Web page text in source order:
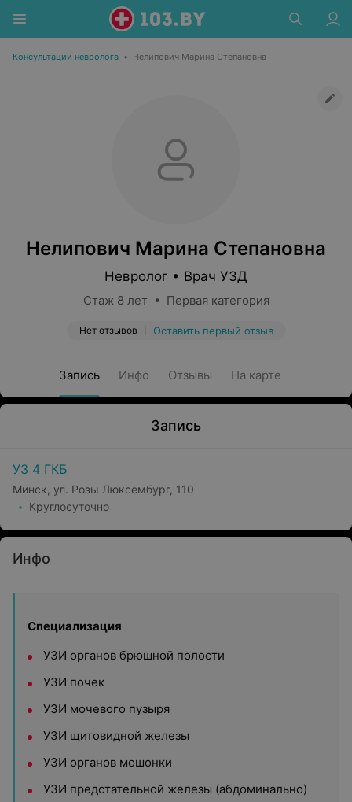
Консультации невролога • Нелипович Марина Степановна
Нелипович Марина Степановна
Невролог • Врач УЗД
Стаж 8 лет • Первая категория
Нет отзывов Оставить первый отзыв
Запись Инфо Отзывы На карте
Запись
УЗ 4 ГКБ
Минск, ул. Розы Люксембург, 110
Круглосуточно
Инфо
Специализация
УЗИ органов брюшной полости
УЗИ почек
УЗИ мочевого пузыря
УЗИ щитовидной железы
УЗИ органов мошонки
УЗИ предстательной железы (абдоминально)